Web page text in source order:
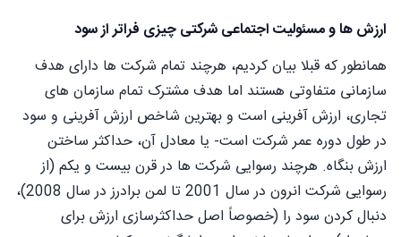
ارزش ها و مسئولیت اجتماعی شرکتی چیزی فراتر از سود
همانطور که قبلا بیان کردیم، هرچند تمام شرکت ها دارای هدف
سازمانی متفاوتی هستند اما هدف مشترک تمام سازمان های
تجاری، ارزش آفرینی است و بهترین شاخص ارزش آفرینی و سود
در طول دوره عمر شرکت است- یا معادل آن، حداکثر ساختن
ارزش بنگاه. هرچند رسوایی شرکت ها در قرن بیست و یکم (از
رسوایی شرکت انرون در سال 2001 تا لمن برادرز در سال 2008)،
دنبال کردن سود را (خصوصاً اصل حداکثرسازی ارزش برای